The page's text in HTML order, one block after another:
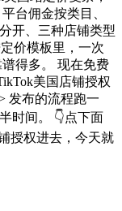
台佣金按类目、
开、三种店铺类型
价模板里，一次
得多。 现在免费
美国店铺授权
发布的流程跑一
时间。 👇点下面
授权进去，今天就